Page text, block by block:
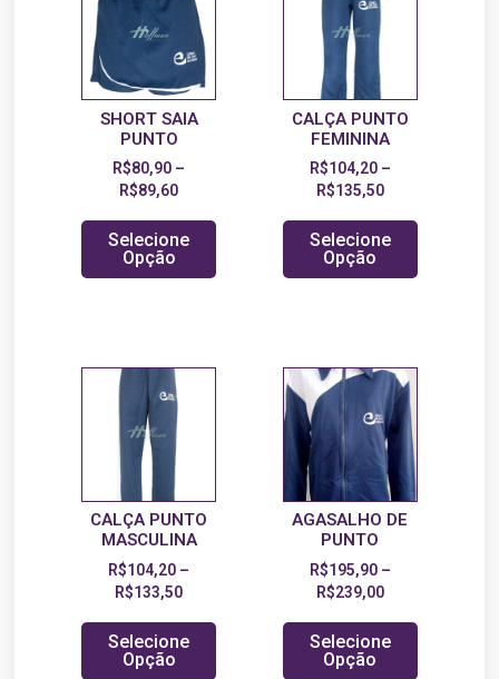
SHORT SAIA
PUNTO
R$80,90 –
R$89,60
Selecione
Opção
CALÇA PUNTO
FEMININA
R$104,20–
R$135,50
Selecione
Opção
CALÇA PUNTO
MASCULINA
R$104,20 –
R$133,50
Selecione
Opção
AGASALHO DE
PUNTO
R$195,90–
R$239,00
Selecione
Opção